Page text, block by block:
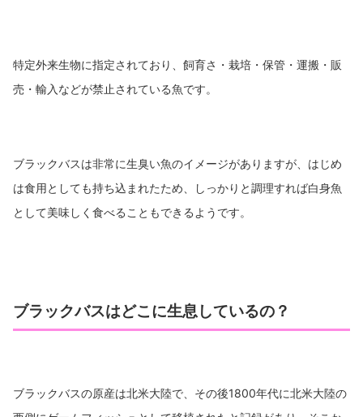
特定外来生物に指定されており、飼育さ・栽培・保管・運搬・販
売・輸入などが禁止されている魚です。
ブラックバスは非常に生臭い魚のイメージがありますが、はじめ
は食用としても持ち込まれたため、しっかりと調理すれば白身魚
として美味しく食べることもできるようです。
ブラックバスはどこに生息しているの？
ブラックバスの原産は北米大陸で、その後1800年代に北米大陸の